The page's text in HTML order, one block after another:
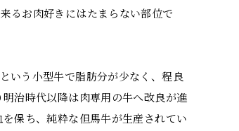
るお肉好きにはたまらない部位で
いう小型牛で脂肪分が少なく、程良
治時代以降は肉専用の牛へ改良が進
保ち、純粋な但馬牛が生産されてい